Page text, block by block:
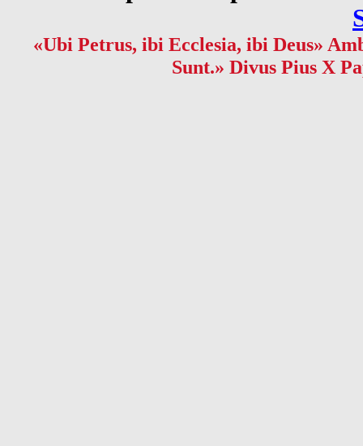
«Ubi Petrus, ibi Ecclesia, ibi Deus»
Sunt.» Divus Pius X